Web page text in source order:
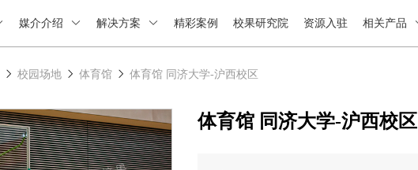
媒介介绍 解决方案 精彩案例 校果研究院 资源入驻 相关产品
校园场地 体育馆 体育馆 同济大学-沪西校区
体育馆 同济大学-沪西校区